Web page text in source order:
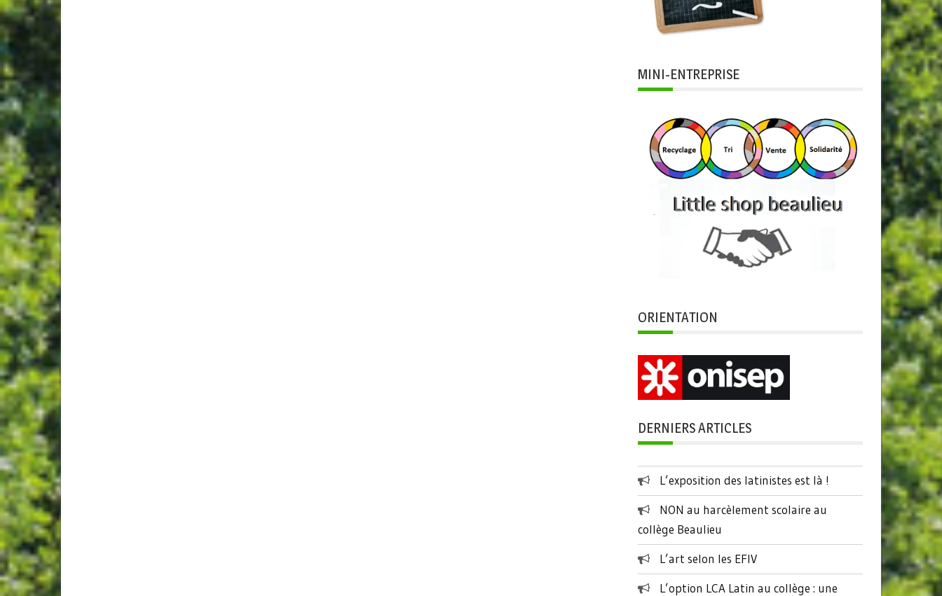
MINI-ENTREPRISE
ORIENTATION
DERNIERS ARTICLES
L’exposition des latinistes est là !
NON au harcèlement scolaire au
collège Beaulieu
L’art selon les EFIV
L’option LCA Latin au collège : une